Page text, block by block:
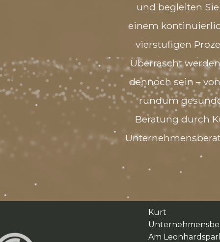
und begleiten
einem
vierstufigen
Überrascht
dennoch sein –
rundum
Beratung durch
Kurt
Am